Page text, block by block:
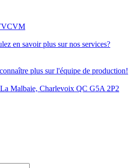
en savoir plus sur nos services?
plus sur l'équipe de production!
Malbaie, Charlevoix QC G5A 2P2